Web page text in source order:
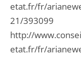
etat.fr/fr/
21/393099
http://
etat.fr/fr/